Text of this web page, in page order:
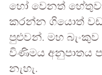
හෝ වෙනත්
කරන්න ගියොත්
පුළුවන්. මහ
විණිමය අනුපාතය
නැහැ.